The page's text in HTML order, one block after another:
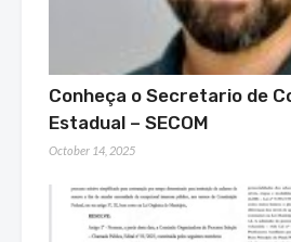
Conheça o Secretario de
Estadual – SECOM
October 14, 2025